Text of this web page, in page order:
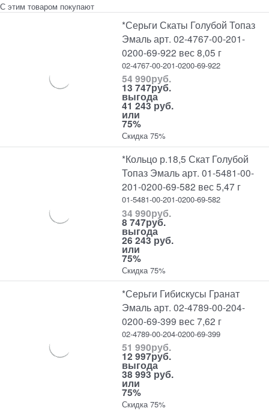
С этим товаром покупают
*Серьги Скаты Голубой Топаз
Эмаль арт. 02-4767-00-201-
0200-69-922 вес 8,05 г
02-4767-00-201-0200-69-922
54 990руб.
13 747руб.
выгода
41 243 руб.
или
75%
Скидка 75%
*Кольцо р.18,5 Скат Голубой
Топаз Эмаль арт. 01-5481-00-
201-0200-69-582 вес 5,47 г
01-5481-00-201-0200-69-582
34 990руб.
8 747руб.
выгода
26 243 руб.
или
75%
Скидка 75%
*Серьги Гибискусы Гранат
Эмаль арт. 02-4789-00-204-
0200-69-399 вес 7,62 г
02-4789-00-204-0200-69-399
51 990руб.
12 997руб.
выгода
38 993 руб.
или
75%
Скидка 75%